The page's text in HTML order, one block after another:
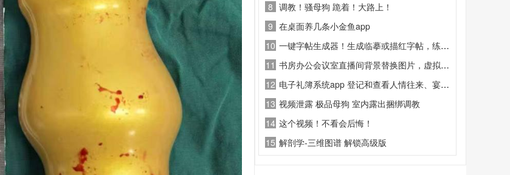
8 调教！骚母狗 跪着！大路上！
9 在桌面养几条小金鱼app
10 一键字帖生成器！生成临摹或描红字帖，练字必备神器
11 书房办公会议室直播间背景替换图片，虚拟直播间背景图案
12 电子礼簿系统app 登记和查看人情往来、宴请宾客、欠账收款的金额礼品等信息
13 视频泄露 极品母狗 室内露出捆绑调教
14 这个视频！不看会后悔！
15 解剖学-三维图谱 解锁高级版